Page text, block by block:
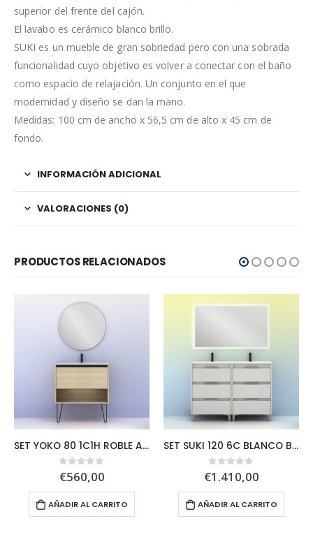
superior del frente del cajón.
El lavabo es cerámico blanco brillo.
SUKI es un mueble de gran sobriedad pero con una sobrada
funcionalidad cuyo objetivo es volver a conectar con el baño
como espacio de relajación. Un conjunto en el que
modernidad y diseño se dan la mano.
Medidas: 100 cm de ancho x 56,5 cm de alto x 45 cm de
fondo.
INFORMACIÓN ADICIONAL
VALORACIONES (0)
PRODUCTOS RELACIONADOS
SET YOKO 80 1C1H ROBLE ARENADO + MIKU
0out of 5
€560,00
AÑADIR AL CARRITO
SET SUKI 120 6C BLANCO BRILLO + HOSHI
0out of 5
€1.410,00
AÑADIR AL CARRITO